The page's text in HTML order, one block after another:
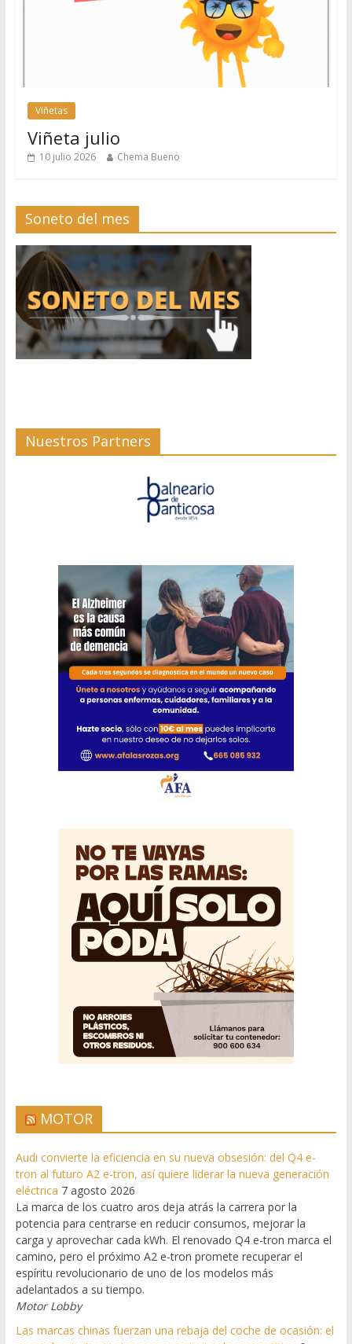
Viñetas
Viñeta julio
10 julio 2026 Chema Bueno
Soneto del mes
Nuestros Partners
MOTOR
Audi convierte la eficiencia en su nueva obsesión: del Q4 e-
tron al futuro A2 e-tron, así quiere liderar la nueva generación
eléctrica 7 agosto 2026
La marca de los cuatro aros deja atrás la carrera por la
potencia para centrarse en reducir consumos, mejorar la
carga y aprovechar cada kWh. El renovado Q4 e-tron marca el
camino, pero el próximo A2 e-tron promete recuperar el
espíritu revolucionario de uno de los modelos más
adelantados a su tiempo.
Motor Lobby
Las marcas chinas fuerzan una rebaja del coche de ocasión: el